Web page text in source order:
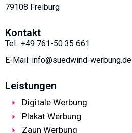
79108 Freiburg
Kontakt
Tel.: +49 761-50 35 661
E-Mail: info@suedwind-werbung.de
Leistungen
Digitale Werbung
Plakat Werbung
Zaun Werbung